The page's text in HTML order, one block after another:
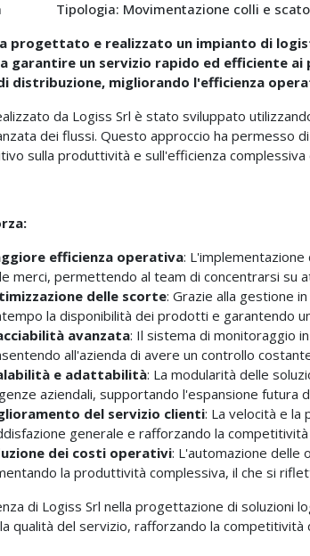
Tipologia: Movimentazione colli e
progettato e realizzato un impianto di
garantire un servizio rapido ed efficiente
distribuzione, migliorando l'efficienza
da Logiss Srl è stato sviluppato
dei flussi. Questo approccio ha permesso
sulla produttività e sull'efficienza
efficienza operativa:
merci, permettendo al team di concentrarsi su
delle scorte: Grazie alla gestione
la disponibilità dei prodotti e garantendo
avanzata: Il sistema di monitoraggio
all'azienda di avere un controllo
e adattabilità: La modularità delle
aziendali, supportando l'espansione
del servizio clienti: La velocità e la
generale e rafforzando la
dei costi operativi: L'automazione delle
la produttività complessiva, il che si
di Logiss Srl nella progettazione di
qualità del servizio, rafforzando la